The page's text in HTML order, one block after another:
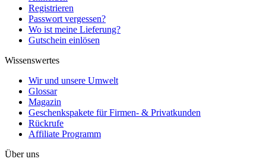
Registrieren
Passwort vergessen?
Wo ist meine Lieferung?
Gutschein einlösen
Wissenswertes
Wir und unsere Umwelt
Glossar
Magazin
Geschenkspakete für Firmen- & Privatkunden
Rückrufe
Affiliate Programm
Über uns